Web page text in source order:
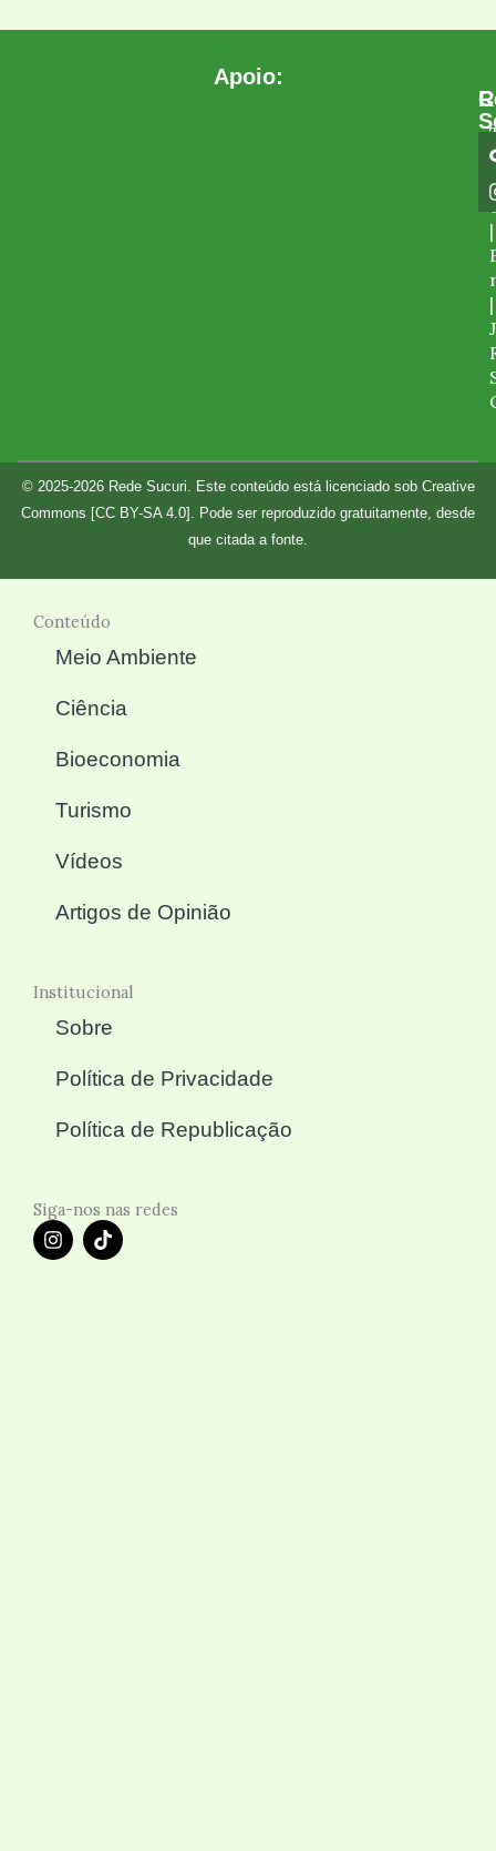
Apoio:
|
|
© 2025-2026 Rede Sucuri. Este conteúdo está licenciado sob Creative
Commons [CC BY-SA 4.0]. Pode ser reproduzido gratuitamente, desde
que citada a fonte.
Conteúdo
Meio Ambiente
Ciência
Bioeconomia
Turismo
Vídeos
Artigos de Opinião
Institucional
Sobre
Política de Privacidade
Política de Republicação
Siga-nos nas redes
I
n
s
T
i
k